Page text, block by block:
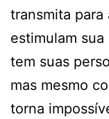
transmita
estimulam
tem suas
mas mesmo
torna